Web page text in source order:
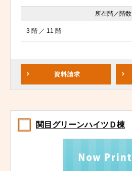
所在階／階数
3 階 ／ 11 階
資料請求
関目グリーンハイツＤ棟